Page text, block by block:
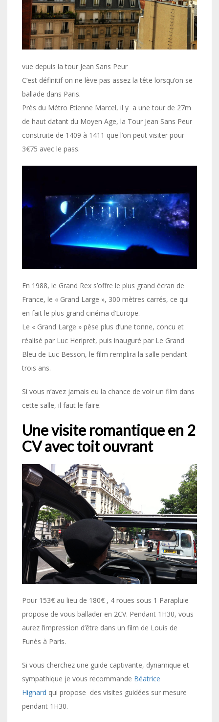
vue depuis la tour Jean Sans Peur
C’est définitif on ne lève pas assez la tête lorsqu’on se
ballade dans Paris.
Près du Métro Etienne Marcel, il y a une tour de 27m
de haut datant du Moyen Age, la Tour Jean Sans Peur
construite de 1409 à 1411 que l’on peut visiter pour
3€75 avec le pass.
En 1988, le Grand Rex s’offre le plus grand écran de
France, le « Grand Large », 300 mètres carrés, ce qui
en fait le plus grand cinéma d’Europe.
Le « Grand Large » pèse plus d’une tonne, concu et
réalisé par Luc Heripret, puis inauguré par Le Grand
Bleu de Luc Besson, le film remplira la salle pendant
trois ans.
Si vous n’avez jamais eu la chance de voir un film dans
cette salle, il faut le faire.
Une visite romantique en 2
CV avec toit ouvrant
Pour 153€ au lieu de 180€ , 4 roues sous 1 Parapluie
propose de vous ballader en 2CV. Pendant 1H30, vous
aurez l’impression d’être dans un film de Louis de
Funès à Paris.
Si vous cherchez une guide captivante, dynamique et
sympathique je vous recommande Béatrice
Hignard qui propose des visites guidées sur mesure
pendant 1H30.